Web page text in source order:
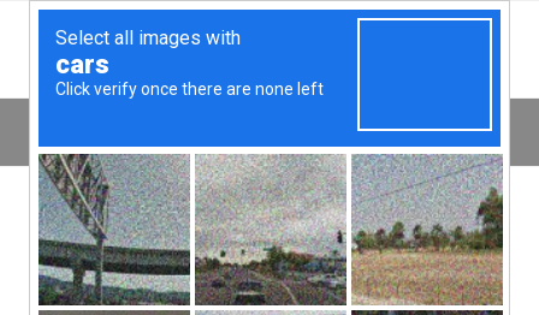
بایگانی برچسب برای: غذاها
نوشته‌ها
اخبار